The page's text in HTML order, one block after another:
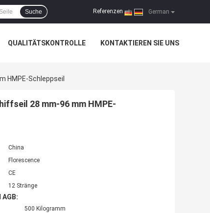
German
Referenzen |
Suche
QUALITÄTSKONTROLLE KONTAKTIEREN SIE UNS
HMPE-Schleppseil
28 mm-96 mm HMPE-
China
Florescence
CE
12 Stränge
500 Kilogramm